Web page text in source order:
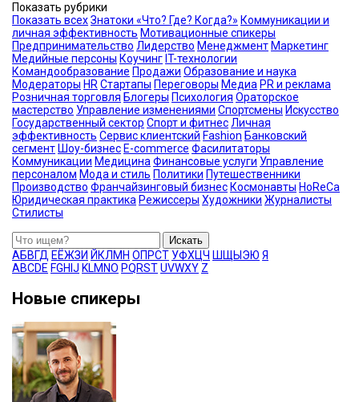
Показать рубрики
Показать всехЗнатоки «Что? Где? Когда?» Коммуникации и
личная эффективность Мотивационные спикеры
Предпринимательство Лидерство Менеджмент Маркетинг
Медийные персоны Коучинг IT-технологии
Командообразование Продажи Образование и наука
Модераторы HRСтартапы Переговоры Медиа PR и реклама
Розничная торговля Блогеры Психология Ораторское
мастерство Управление изменениями Спортсмены Искусство
Государственный сектор Спорт и фитнесЛичная
эффективность Сервис клиентский Fashion Банковский
сегмент Шоу-бизнес E-commerce Фасилитаторы
Коммуникации МедицинаФинансовые услуги Управление
персоналом Мода и стиль Политики Путешественники
Производство Франчайзинговый бизнес Космонавты HoReCa
Юридическая практика Режиссеры Художники Журналисты
Стилисты
Искать
АБВГД ЕЁЖЗИ Й КЛ М Н ОП РСТ УФХЦЧ Ш ЩЫ ЭЮ Я
ABCDE FGH J KLM NO PQRSTUVWXY Z
Новые спикеры